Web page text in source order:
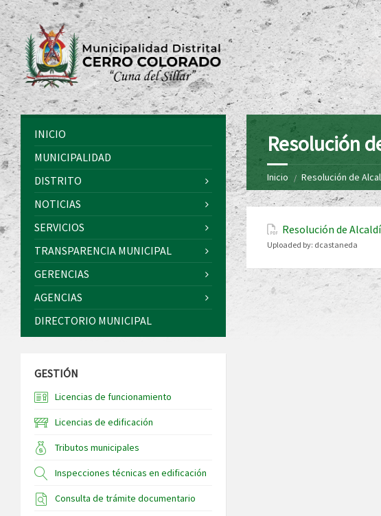
Resolución
Inicio Resolución de
Resolución de
Uploaded by: dcastaneda
INICIO
MUNICIPALIDAD
DISTRITO
NOTICIAS
SERVICIOS
TRANSPARENCIA MUNICIPAL
GERENCIAS
AGENCIAS
DIRECTORIO MUNICIPAL
GESTIÓN
Licencias de funcionamiento
Licencias de edificación
Tributos municipales
Inspecciones técnicas en edificación
Consulta de trámite documentario